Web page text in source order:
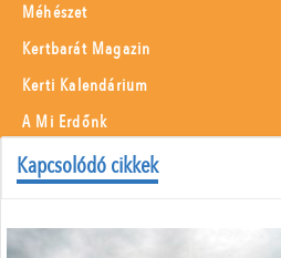
Kapcsolódó cikkek
Méhészet
Kertbarát Magazin
Kerti Kalendárium
A Mi Erdőnk
Borászati Füzetek